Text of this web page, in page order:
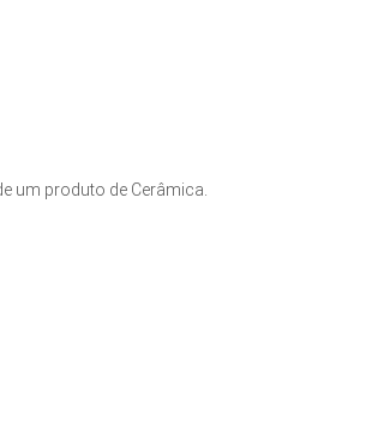
um produto de Cerâmica.